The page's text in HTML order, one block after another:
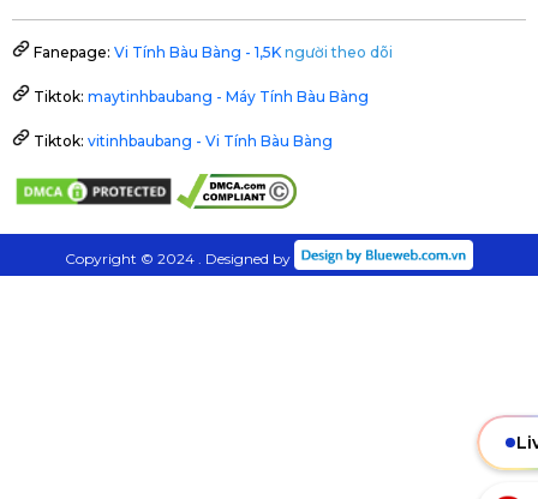
Fanepage: Vi Tính Bàu Bàng - 1,5K người theo dõi
Tiktok: maytinhbaubang - Máy Tính Bàu Bàng
Tiktok: vitinhbaubang - Vi Tính Bàu Bàng
Copyright © 2024 . Designed by